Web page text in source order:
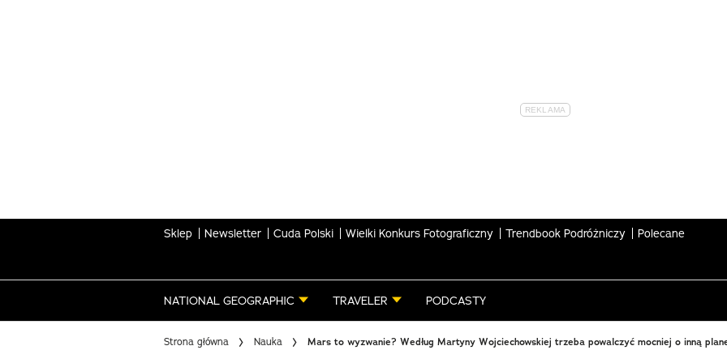
Sklep Newsletter Cuda Polski Wielki Konkurs Fotograficzny Trendbook Podróżniczy Polecane
NATIONAL GEOGRAPHIC TRAVELER PODCASTY
Strona główna Nauka Mars to wyzwanie? Według Martyny Wojciechowskiej trzeba powalczyć mocniej o inną